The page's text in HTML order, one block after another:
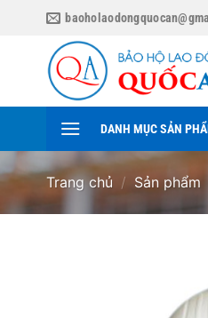
DANH MỤC SẢN
Trang chủ / Sản phẩm